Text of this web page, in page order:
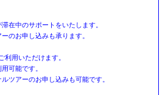
在中のサポートをいたします。
のお申し込みも承ります。
用いただけます。
可能です。
ツアーのお申し込みも可能です。